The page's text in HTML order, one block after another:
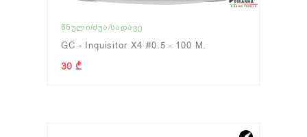
ᲬᲜᲣᲚᲘ/ᲫᲣᲐ/ᲡᲐᲓᲐᲕᲔ
GC - Inquisitor X4 #0.5 - 100 M.
30 ₾